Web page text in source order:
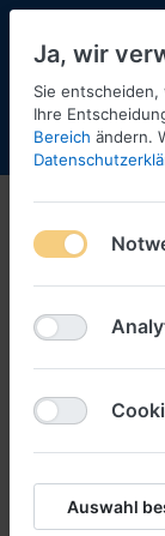
Menü
Ja, wir
Sie entscheiden,
Ihre
Bereich ändern.
Auswahl